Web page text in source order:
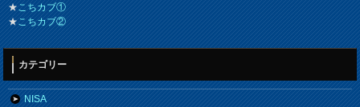
★こちカブ①
★こちカブ②
カテゴリー
NISA